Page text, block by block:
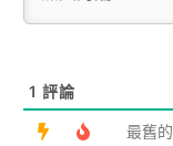
1 評論
最舊的